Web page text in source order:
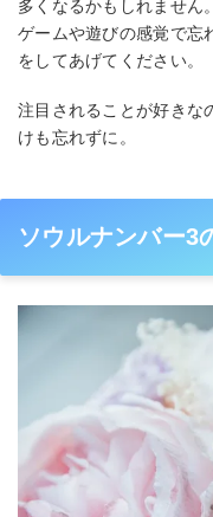
多くなるかもしれません。
ゲームや遊びの感覚で忘
をしてあげてください。
注目されることが好きな
けも忘れずに。
ソウルナンバー